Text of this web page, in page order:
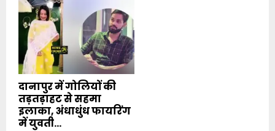
दानापुर में गोलियों की
तड़तड़ाहट से सहमा
इलाका, अंधाधुंध फायरिंग
में युवती...